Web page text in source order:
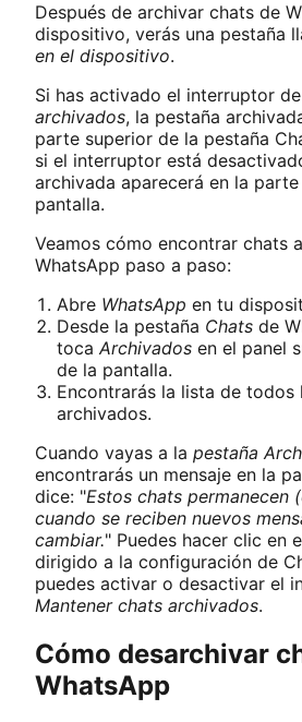
Después de archivar chats de
dispositivo, verás una pestaña
en el dispositivo.
Si has activado el interruptor de
archivados, la pestaña
parte superior de la pestaña
si el interruptor está
archivada aparecerá en la
pantalla.
Veamos cómo encontrar chats
WhatsApp paso a paso:
Abre WhatsApp en tu
Desde la pestaña Chats de
toca Archivados en el panel
de la pantalla.
Encontrarás la lista de todos
archivados.
Cuando vayas a la pestaña
encontrarás un mensaje en la
dice: "Estos chats permanecen
cuando se reciben nuevos
cambiar." Puedes hacer clic en
dirigido a la configuración de
puedes activar o desactivar el
Mantener chats archivados.
Cómo desarchivar
WhatsApp